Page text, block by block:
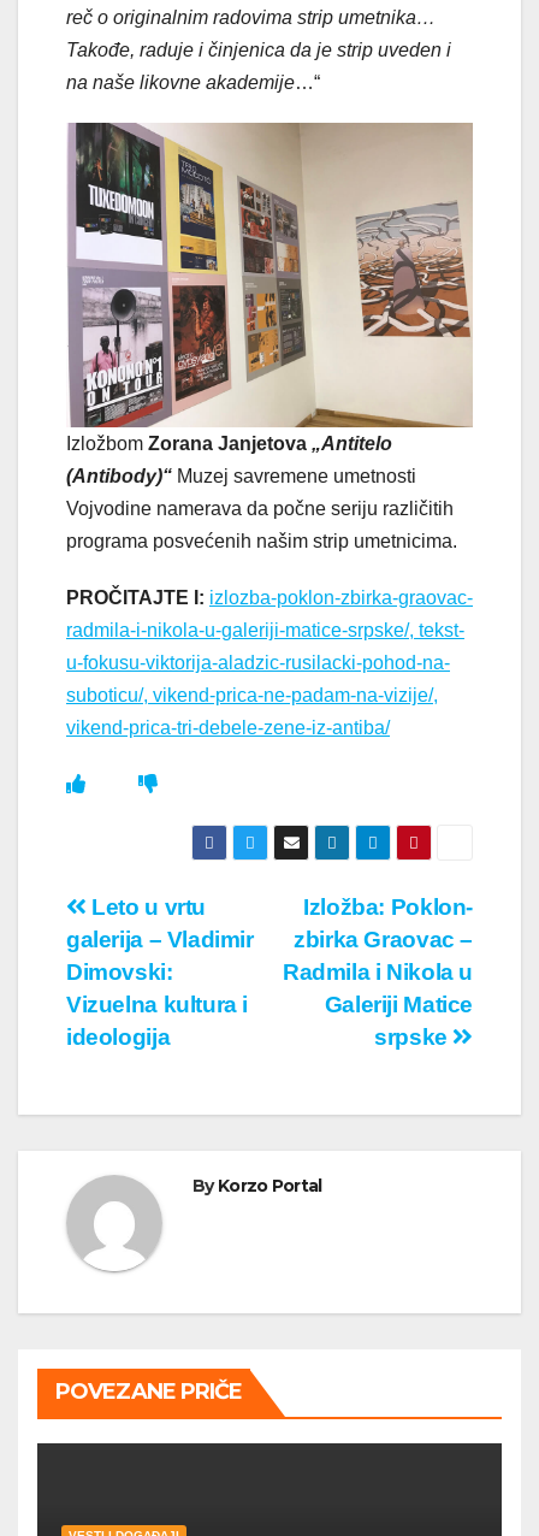
reč o originalnim radovima strip umetnika…
Takođe, raduje i činjenica da je strip uveden i
na naše likovne akademije…“
Izložbom Zorana Janjetova „Antitelo
(Antibody)“ Muzej savremene umetnosti
Vojvodine namerava da počne seriju različitih
programa posvećenih našim strip umetnicima.
PROČITAJTE I: izlozba-poklon-zbirka-graovac-
radmila-i-nikola-u-galeriji-matice-srpske/, tekst-
u-fokusu-viktorija-aladzic-rusilacki-pohod-na-
suboticu/, vikend-prica-ne-padam-na-vizije/,
vikend-prica-tri-debele-zene-iz-antiba/
Кретање
чланка
Izložba: Poklon-
zbirka Graovac –
Radmila i Nikola u
Galeriji Matice
srpske
Leto u vrtu
galerija – Vladimir
Dimovski:
Vizuelna kultura i
ideologija
ByKorzo Portal
POVEZANE PRIČE